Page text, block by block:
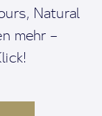
Natural
mehr –